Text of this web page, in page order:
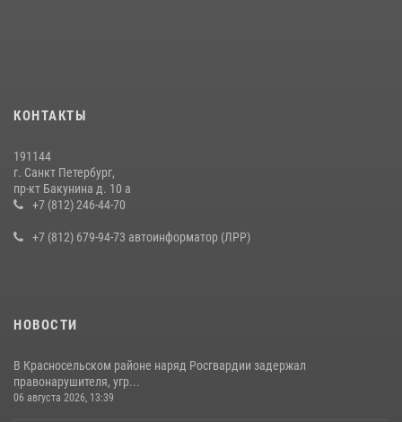
КОНТАКТЫ
191144
г. Санкт Петербург,
пр-кт Бакунина д. 10 а
+7 (812) 246-44-70
+7 (812) 679-94-73 автоинформатор (ЛРР)
НОВОСТИ
В Красносельском районе наряд Росгвардии задержал
правонарушителя, угр...
06 августа 2026, 13:39